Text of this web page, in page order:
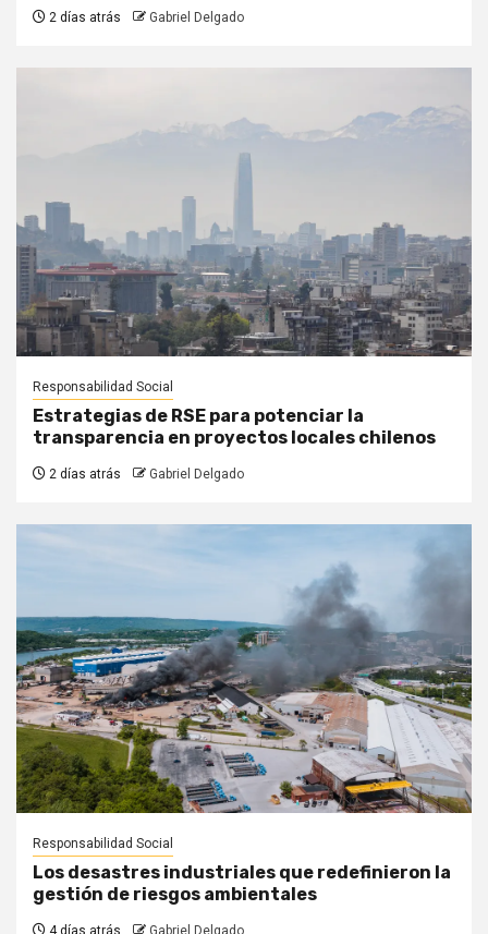
2 días atrás Gabriel Delgado
Responsabilidad Social
Estrategias de RSE para potenciar la
transparencia en proyectos locales chilenos
2 días atrás Gabriel Delgado
Responsabilidad Social
Los desastres industriales que redefinieron la
gestión de riesgos ambientales
4 días atrás Gabriel Delgado